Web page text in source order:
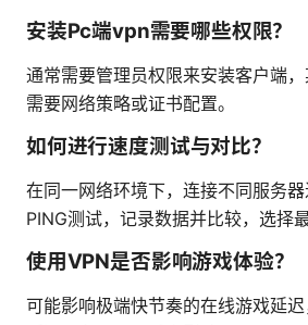
安装Pc端vpn需要哪些权限？
通常需要管理员权限来安装客户端
需要网络策略或证书配置。
如何进行速度测试与对比？
在同一网络环境下，连接不同服务
PING测试，记录数据并比较，选择
使用VPN是否影响游戏体验？
可能影响极端快节奏的在线游戏延